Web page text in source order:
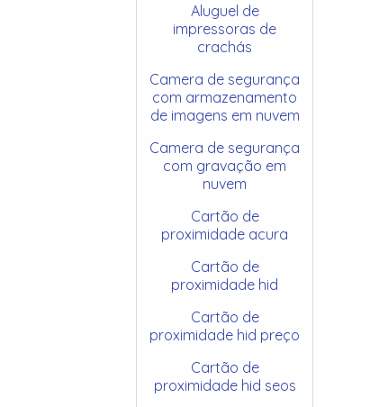
Aluguel de
impressoras de
crachás
Camera de segurança
com armazenamento
de imagens em nuvem
Camera de segurança
com gravação em
nuvem
Cartão de
proximidade acura
Cartão de
proximidade hid
Cartão de
proximidade hid preço
Cartão de
proximidade hid seos